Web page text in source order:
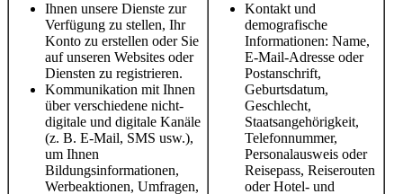
Ihnen unsere Dienste zur
Verfügung zu stellen, Ihr
Konto zu erstellen oder Sie
auf unseren Websites oder
Diensten zu registrieren.
Kommunikation mit Ihnen
über verschiedene nicht-
digitale und digitale Kanäle
(z. B. E-Mail, SMS usw.),
um Ihnen
Bildungsinformationen,
Werbeaktionen, Umfragen,
Kontakt und
demografische
Informationen: Name,
E-Mail-Adresse oder
Postanschrift,
Geburtsdatum,
Geschlecht,
Staatsangehörigkeit,
Telefonnummer,
Personalausweis oder
Reisepass, Reiserouten
oder Hotel- und